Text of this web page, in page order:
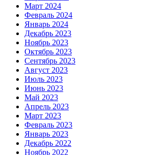
Март 2024
Февраль 2024
Январь 2024
Декабрь 2023
Ноябрь 2023
Октябрь 2023
Сентябрь 2023
Август 2023
Июль 2023
Июнь 2023
Май 2023
Апрель 2023
Март 2023
Февраль 2023
Январь 2023
Декабрь 2022
Ноябрь 2022